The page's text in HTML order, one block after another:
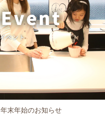
年末年始のお知らせ